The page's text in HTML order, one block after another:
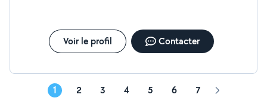
dans les règles de l'art. N'hésitez pas à me contacter ;)
Je suis disponible pour intervenir rapidement, sur devis
gratuit et sans engagement.
Voir le profil Contacter
1 2 3 4 5 6 7 Page